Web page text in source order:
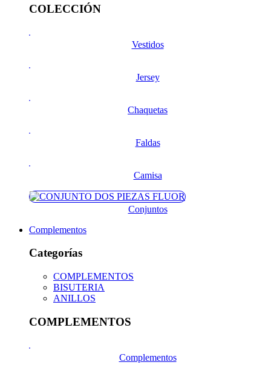
COLECCIÓN
Vestidos
Jersey
Chaquetas
Faldas
Camisa
Conjuntos
Complementos
Categorías
COMPLEMENTOS
BISUTERIA
ANILLOS
COMPLEMENTOS
Complementos